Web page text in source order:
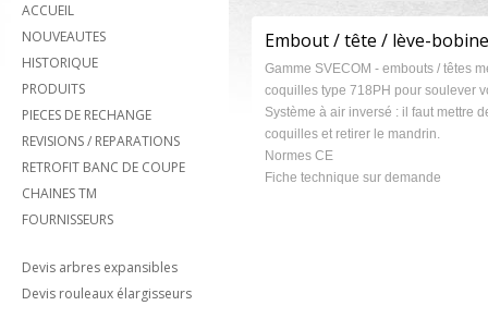
ACCUEIL
NOUVEAUTES
HISTORIQUE
PRODUITS
PIECES DE RECHANGE
REVISIONS / REPARATIONS
RETROFIT BANC DE COUPE
CHAINES TM
FOURNISSEURS
Devis arbres expansibles
Devis rouleaux élargisseurs
Embout / tête / lève-
Gamme SVECOM - embouts / têtes
coquilles type 718PH pour soulever
Système à air inversé : il faut mettre
coquilles et retirer le mandrin.
Normes CE
Fiche technique sur demande